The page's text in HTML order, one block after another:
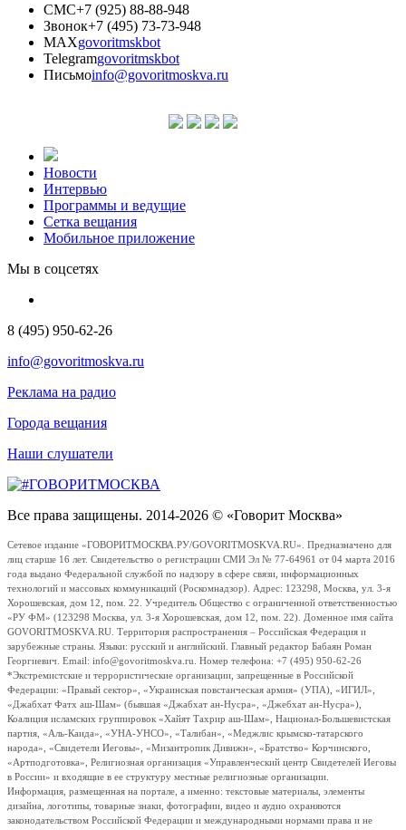
СМС+7 (925) 88-88-948
Звонок+7 (495) 73-73-948
MAXgovoritmskbot
Telegramgovoritmskbot
Письмоinfo@govoritmoskva.ru
Новости
Интервью
Программы и ведущие
Сетка вещания
Мобильное приложение
Мы в соцсетях
8 (495) 950-62-26
info@govoritmoskva.ru
Реклама на радио
Города вещания
Наши слушатели
Все права защищены. 2014-2026 © «Говорит Москва»
Сетевое издание «ГОВОРИТМОСКВА.РУ/GOVORITMOSKVA.RU». Предназначено для
лиц старше 16 лет. Свидетельство о регистрации СМИ Эл № 77-64961 от 04 марта 2016
года выдано Федеральной службой по надзору в сфере связи, информационных
технологий и массовых коммуникаций (Роскомнадзор). Адрес: 123298, Москва, ул. 3-я
Хорошевская, дом 12, пом. 22. Учредитель Общество с ограниченной ответственностью
«РУ ФМ» (123298 Москва, ул. 3-я Хорошевская, дом 12, пом. 22). Доменное имя сайта
GOVORITMOSKVA.RU. Территория распространения – Российская Федерация и
зарубежные страны. Языки: русский и английский. Главный редактор Бабаян Роман
Георгиевич. Email: info@govoritmoskva.ru. Номер телефона: +7 (495) 950-62-26
*Экстремистские и террористические организации, запрещенные в Российской
Федерации: «Правый сектор», «Украинская повстанческая армия» (УПА), «ИГИЛ»,
«Джабхат Фатх аш-Шам» (бывшая «Джабхат ан-Нусра», «Джебхат ан-Нусра»),
Коалиция исламских группировок «Хайят Тахрир аш-Шам», Национал-Большевистская
партия, «Аль-Каида», «УНА-УНСО», «Талибан», «Меджлис крымско-татарского
народа», «Свидетели Иеговы», «Мизантропик Дивижн», «Братство» Корчинского,
«Артподготовка», Религиозная организация «Управленческий центр Свидетелей Иеговы
в России» и входящие в ее структуру местные религиозные организации.
Информация, размещенная на портале, а именно: текстовые материалы, элементы
дизайна, логотипы, товарные знаки, фотографии, видео и аудио охраняются
законодательством Российской Федерации и международными нормами права и не